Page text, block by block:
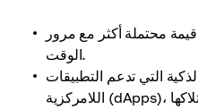
محتملة أكثر مع مرور
الوقت.
التي تدعم التطبيقات